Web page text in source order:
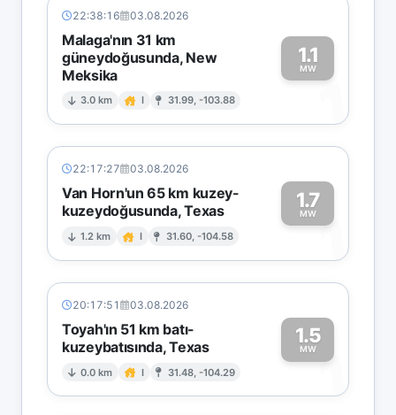
22:38:16 03.08.2026
Malaga'nın 31 km
güneydoğusunda, New
Meksika
3.0 km I 31.99, -103.88
1.1
MW
1
22:17:27 03.08.2026
Van Horn'un 65 km kuzey-
kuzeydoğusunda, Texas
1.2 km I 31.60, -104.58
1.7
MW1
20:17:51 03.08.2026
Toyah'ın 51 km batı-
kuzeybatısında, Texas
0.0 km I 31.48, -104.29
1.5
MW1